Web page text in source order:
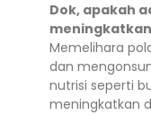
Dok, apakah
Memelihara
dan
nutrisi seperti
meningkatkan